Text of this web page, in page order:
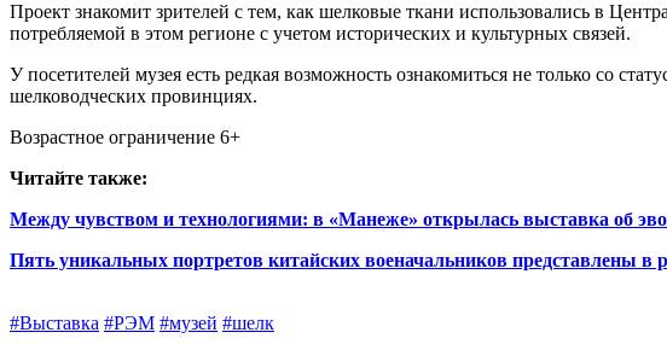
Проект знакомит зрителей с тем, как шелковые ткани использовались в
потребляемой в этом регионе с учетом исторических и культурных связей.
У посетителей музея есть редкая возможность ознакомиться не только со
шелководческих провинциях.
Возрастное ограничение 6+
Читайте также:
Между чувством и технологиями: в «Манеже» открылась выставка об
Пять уникальных портретов китайских военачальников представлены
#Выставка #РЭМ #музей #шелк